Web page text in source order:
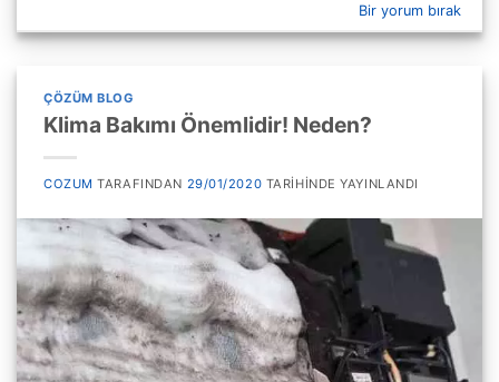
Bir yorum bırak
ÇÖZÜM BLOG
Klima Bakımı Önemlidir! Neden?
COZUM TARAFINDAN 29/01/2020 TARIHINDE YAYINLANDI